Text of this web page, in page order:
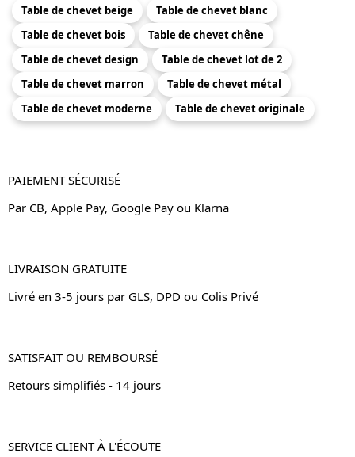
Table de chevet beige
Table de chevet blanc
Table de chevet bois
Table de chevet chêne
Table de chevet design
Table de chevet lot de 2
Table de chevet marron
Table de chevet métal
Table de chevet moderne
Table de chevet originale
PAIEMENT SÉCURISÉ
Par CB, Apple Pay, Google Pay ou Klarna
LIVRAISON GRATUITE
Livré en 3-5 jours par GLS, DPD ou Colis Privé
SATISFAIT OU REMBOURSÉ
Retours simplifiés - 14 jours
SERVICE CLIENT À L'ÉCOUTE